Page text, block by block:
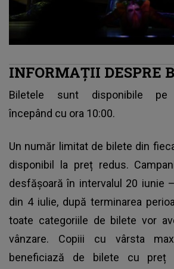
INFORMAȚII DESPRE
Biletele sunt disponibile pe
începând cu ora 10:00.
Un număr limitat de bilete din
disponibil la preț redus.
desfășoară în intervalul 20 iunie
din 4 iulie, după terminarea
toate categoriile de bilete vor
vânzare. Copiii cu vârsta
beneficiază de bilete cu preț